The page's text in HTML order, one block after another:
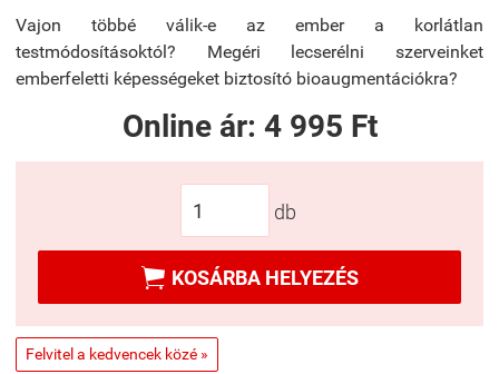
Vajon többé válik-e az ember a korlátlan
testmódosításoktól? Megéri lecserélni szerveinket
emberfeletti képességeket biztosító bioaugmentációkra?
Online ár: 4 995 Ft
db
 KOSÁRBA HELYEZÉS
Felvitel a kedvencek közé »